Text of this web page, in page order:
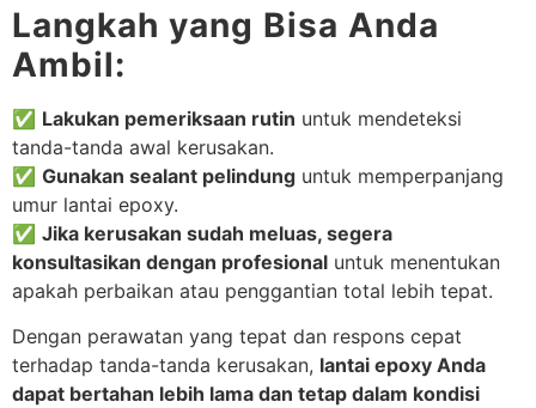
Langkah yang Bisa Anda
Ambil:
✅ Lakukan pemeriksaan rutin untuk mendeteksi
tanda-tanda awal kerusakan.
✅ Gunakan sealant pelindung untuk memperpanjang
umur lantai epoxy.
✅ Jika kerusakan sudah meluas, segera
konsultasikan dengan profesional untuk menentukan
apakah perbaikan atau penggantian total lebih tepat.
Dengan perawatan yang tepat dan respons cepat
terhadap tanda-tanda kerusakan, lantai epoxy Anda
dapat bertahan lebih lama dan tetap dalam kondisi